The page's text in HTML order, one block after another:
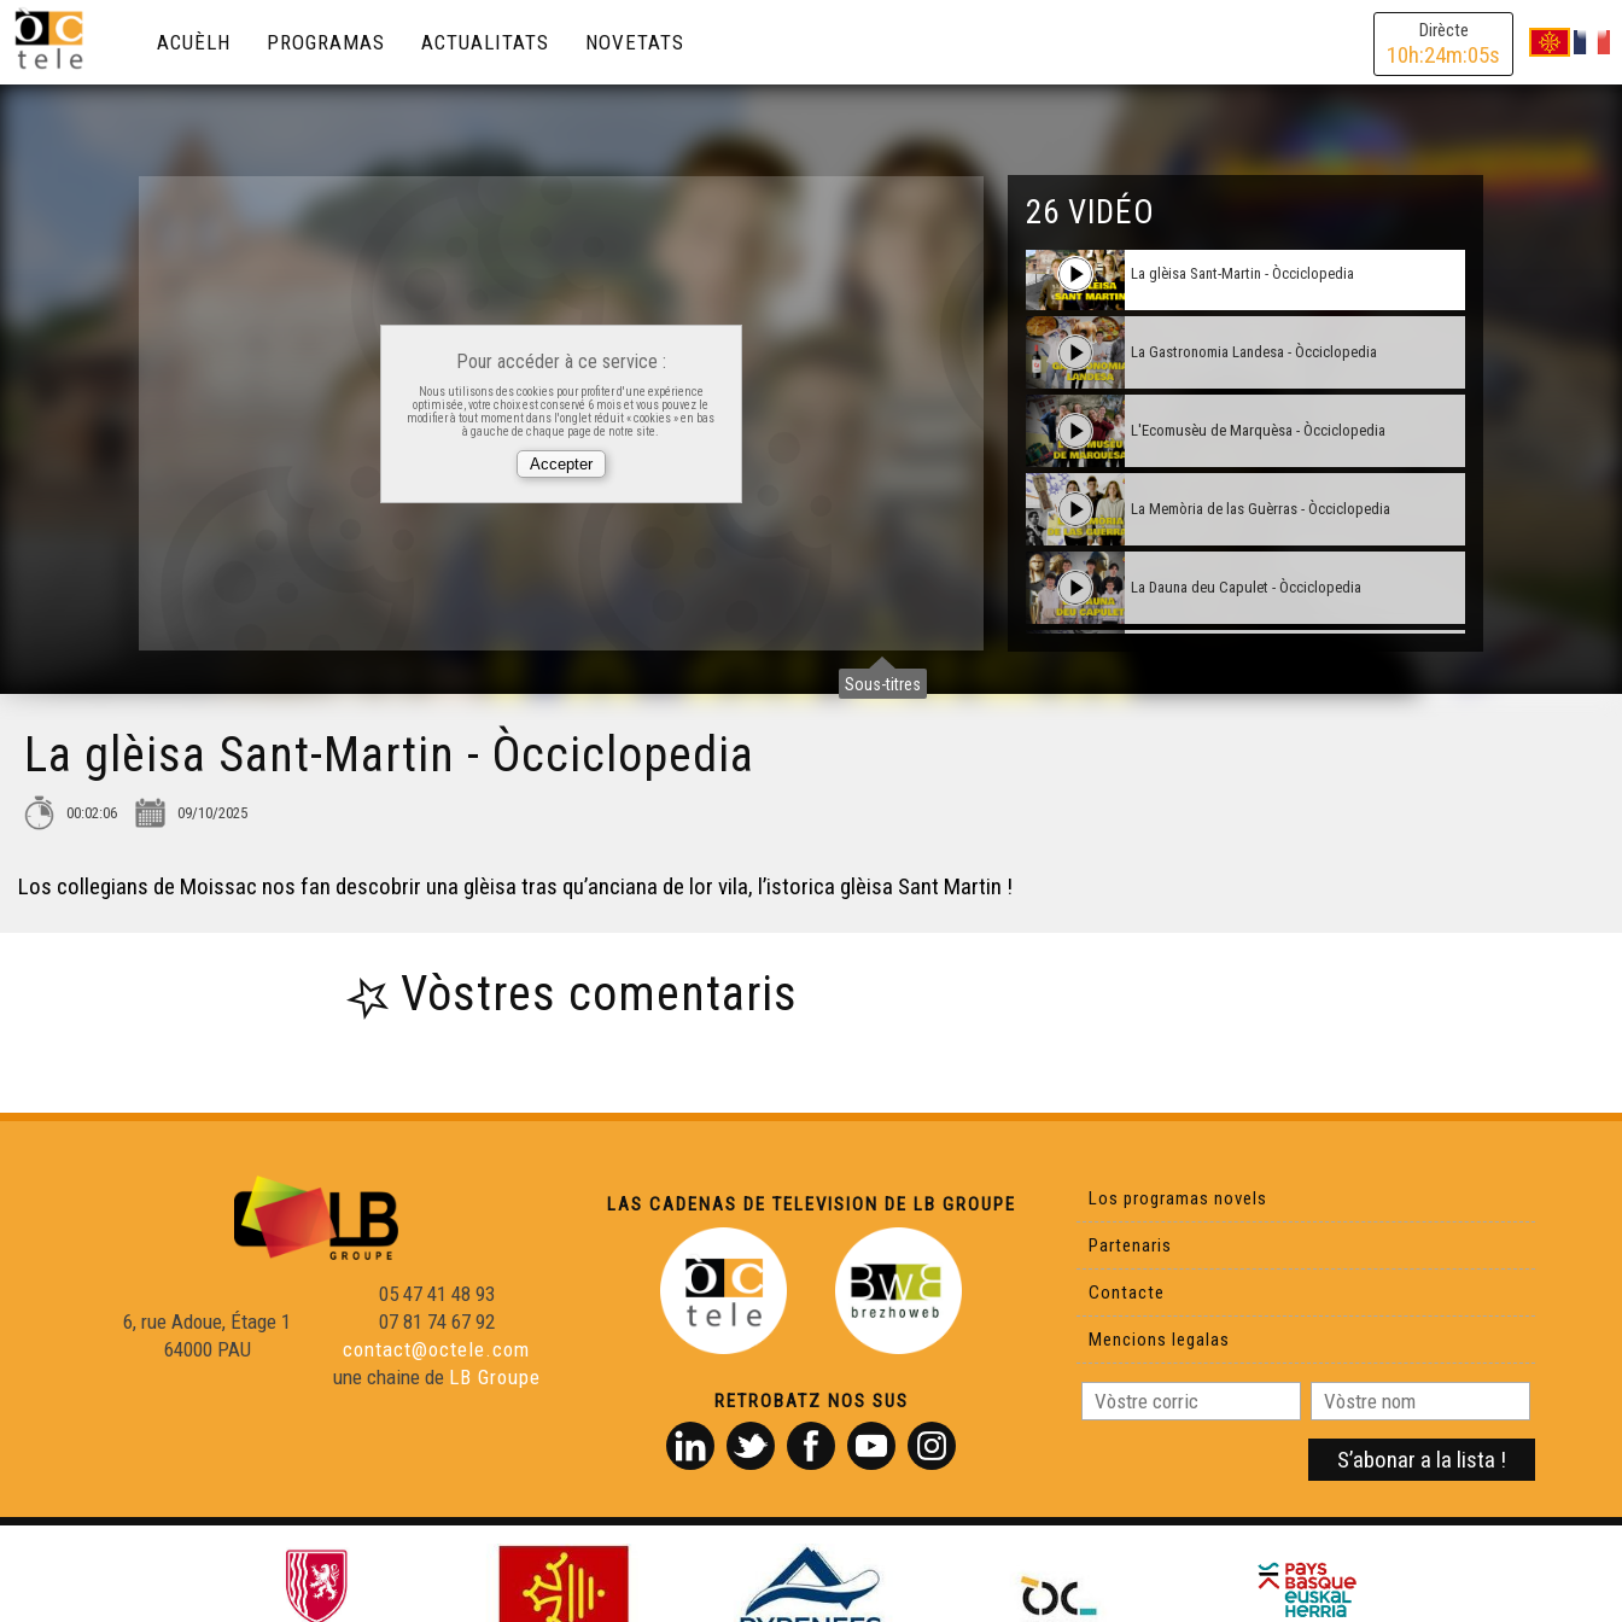
Dirècte
10h:24m:05s
ACUÈLH PROGRAMAS ACTUALITATS NOVETATS
Sous-titres
Pour accéder à ce service :
Nous utilisons des cookies pour profiter d'une expérience
optimisée, votre choix est conservé 6 mois et vous pouvez le
modifier à tout moment dans l'onglet réduit « cookies » en bas
à gauche de chaque page de notre site.
26 VIDÉO
L'Estadi Jo Carabignac - Òcciclopedia
La corsa landesa - Òcciclopedia
La glèisa Sant-Martin - Òcciclopedia
La Gastronomia Landesa - Òcciclopedia
L'Ecomusèu de Marquèsa - Òcciclopedia
La Memòria de las Guèrras - Òcciclopedia
La Dauna deu Capulet - Òcciclopedia
L'UBB - Òcciclopedia
La glèisa Sant-Martin - Òcciclopedia
00:02:06 09/10/2025
Los collegians de Moissac nos fan descobrir una glèisa tras qu’anciana de lor vila, l’istorica glèisa Sant Martin !
Vòstres comentaris
6, rue Adoue, Étage 1
64000 PAU
05 47 41 48 93
07 81 74 67 92
contact@octele.com
une chaine de LB Groupe
LAS CADENAS DE TELEVISION DE LB GROUPE
RETROBATZ NOS SUS
Los programas novels
Partenaris
Contacte
Mencions legalas